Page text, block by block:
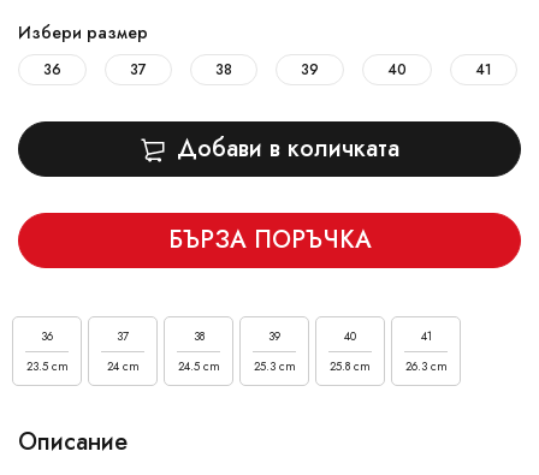
Избери размер
36 37 38 39 40 41
Добави в количката
БЪРЗА ПОРЪЧКА
36
23.5 cm
37
24 cm
38
24.5 cm
39
25.3 cm
40
25.8 cm
41
26.3 cm
Описание